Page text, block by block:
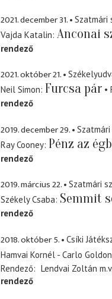
2021. december 31.
Szatmári
Vajda Katalin Anconai
rendező
2021. október 21.
Neil Simon Furcsa pár
rendező
2019. december 29.
Ray Cooney Pénz az
rendező
2019. március 22.
Szatmári
Székely Csaba Semmit
rendező
2018. október 5.
Csíki
Hamvai Kornél - Carlo
Rendező Lendvai Zoltán m.v.
rendező